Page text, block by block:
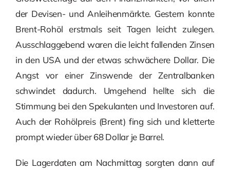
der Devisen- und Anleihenmärkte. Gestern konnte
Brent-Rohöl erstmals seit Tagen leicht zulegen.
Ausschlaggebend waren die leicht fallenden Zinsen
in den USA und der etwas schwächere Dollar. Die
Angst vor einer Zinswende der Zentralbanken
schwindet dadurch. Umgehend hellte sich die
Stimmung bei den Spekulanten und Investoren auf.
Auch der Rohölpreis (Brent) fing sich und kletterte
prompt wieder über 68 Dollar je Barrel.
Die Lagerdaten am Nachmittag sorgten dann auf